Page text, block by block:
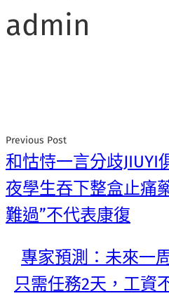
admin
Previous Post
和怙恃一言分歧JIUYI
夜學生吞下整盒止痛
難過”不代表康復
專家預測：未來一
只需任務2天，工資